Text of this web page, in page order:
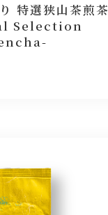
特選狭山茶煎茶
Selection